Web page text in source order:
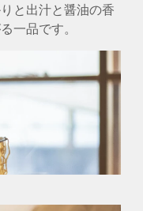
と出汁と醤油の香
一品です。